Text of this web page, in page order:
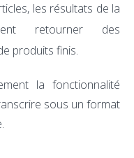
les résultats de la
retourner des
produits finis.
la fonctionnalité
sous un format